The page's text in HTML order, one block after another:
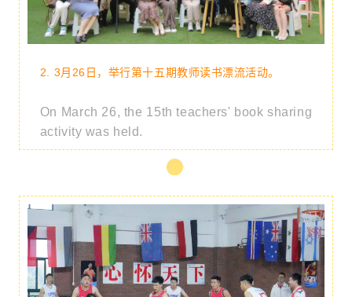
2. 3月26日，举行第十五期教师读书漂流活动。
On March 26, the 15th teachers' book sharing
activity was held.